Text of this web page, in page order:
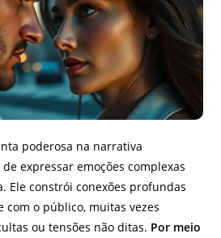
poderosa na narrativa
expressar emoções complexas
Ele constrói conexões profundas
com o público, muitas vezes
ou tensões não ditas. Por meio